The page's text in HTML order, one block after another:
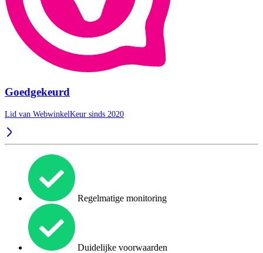
Goedgekeurd
Lid van WebwinkelKeur sinds 2020
Regelmatige monitoring
Duidelijke voorwaarden